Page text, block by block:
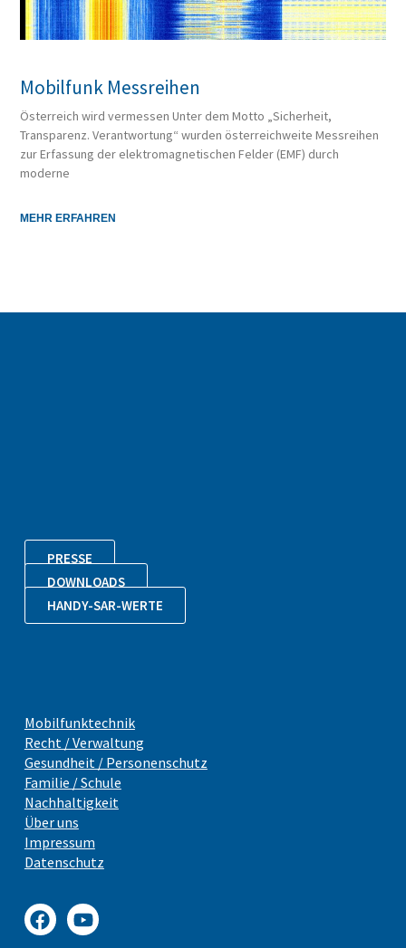
Mobilfunk Messreihen
Österreich wird vermessen Unter dem Motto „Sicherheit,
Transparenz. Verantwortung“ wurden österreichweite Messreihen
zur Erfassung der elektromagnetischen Felder (EMF) durch
moderne
MEHR ERFAHREN
PRESSE
DOWNLOADS
HANDY-SAR-WERTE
Mobilfunktechnik
Recht / Verwaltung
Gesundheit / Personenschutz
Familie / Schule
Nachhaltigkeit
Über uns
Impressum
Datenschutz